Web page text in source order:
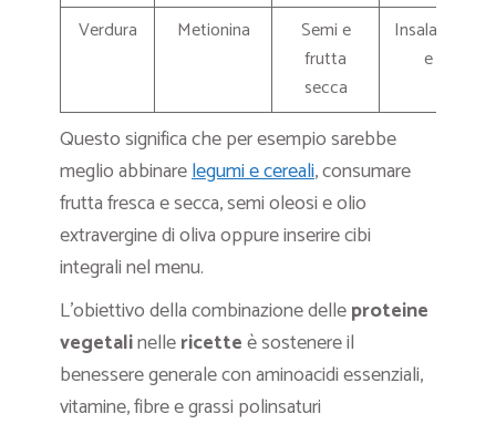
Verdura
Metionina
Semi e
frutta
secca
Insalata
e noci
Questo significa che per esempio sarebbe
meglio abbinarelegumi e cereali, consumare
frutta fresca e secca, semi oleosi e olio
extravergine di oliva oppure inserire cibi
integrali nel menu.
L’obiettivo della combinazione delleproteine
vegetalinellericetteè sostenere il
benessere generale con aminoacidi essenziali,
vitamine, fibre e grassi polinsaturi